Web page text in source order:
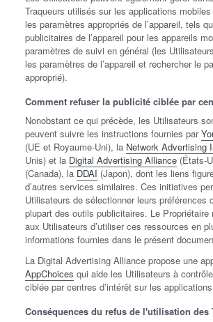
Traqueurs utilisés sur les applications
les paramètres appropriés de l’appareil, tels
publicitaires de l’appareil pour les appareils
paramètres de suivi en général (les
les paramètres de l’appareil et rechercher le
approprié).
Comment refuser la publicité ciblée par
Nonobstant ce qui précède, les Utilisateurs
peuvent suivre les instructions fournies par
(UE et Royaume-Uni), la Network Advertising
Unis) et la Digital Advertising Alliance (États-
(Canada), la DDAI (Japon), dont les liens
d’autres services similaires. Ces initiatives
Utilisateurs de sélectionner leurs préférences
plupart des outils publicitaires. Le Propriétaire
aux Utilisateurs d’utiliser ces ressources en
informations fournies dans le présent
La Digital Advertising Alliance propose une
AppChoices qui aide les Utilisateurs à
ciblée par centres d’intérêt sur les
Conséquences du refus de l'utilisation des